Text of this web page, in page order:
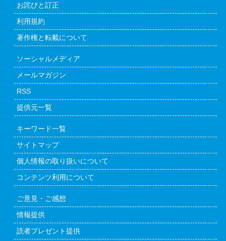
お詫びと訂正
利用規約
著作権と転載について
ソーシャルメディア
メールマガジン
RSS
提供元一覧
キーワード一覧
サイトマップ
個人情報の取り扱いについて
コンテンツ利用について
ご意見・ご感想
情報提供
読者プレゼント提供